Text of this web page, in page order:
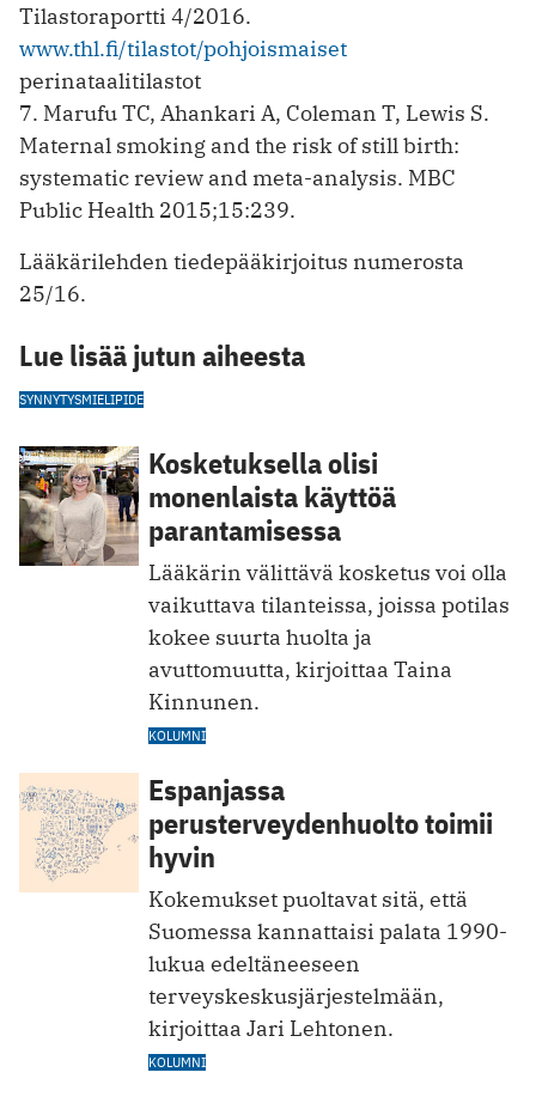
Tilastoraportti 4/2016.
www.thl.fi/tilastot/pohjoismaiset
perinataalitilastot
7. Marufu TC, Ahankari A, Coleman T, Lewis S.
Maternal smoking and the risk of still birth:
systematic review and meta-analysis. MBC
Public Health 2015;15:239.
Lääkärilehden tiedepääkirjoitus numerosta
25/16.
Lue lisää jutun aiheesta
SYNNYTYSMIELIPIDE
Kosketuksella olisi
monenlaista käyttöä
parantamisessa
Lääkärin välittävä kosketus voi olla
vaikuttava tilanteissa, joissa potilas
kokee suurta huolta ja
avuttomuutta, kirjoittaa Taina
Kinnunen.
KOLUMNI
Espanjassa
perusterveydenhuolto toimii
hyvin
Kokemukset puoltavat sitä, että
Suomessa kannattaisi palata 1990-
lukua edeltäneeseen
terveyskeskusjärjestelmään,
kirjoittaa Jari Lehtonen.
KOLUMNI